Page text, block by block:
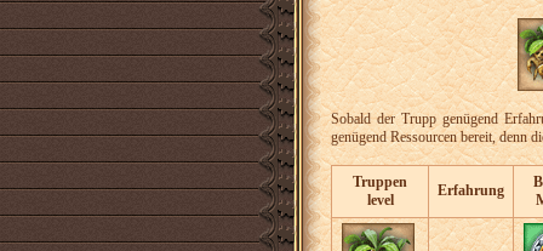
Sobald der Trupp genügend
genügend Ressourcen bereit, denn
Truppen
level
Erfahrung